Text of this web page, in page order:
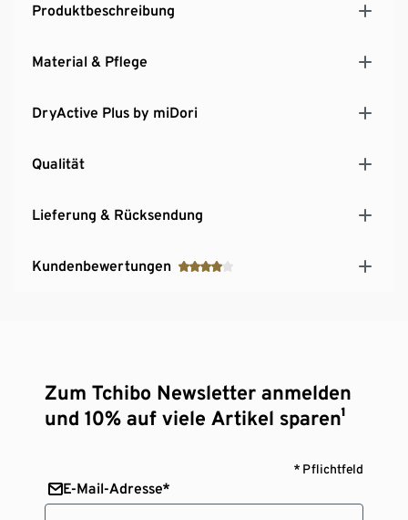
Produktbeschreibung
Material & Pflege
DryActive Plus by miDori
Qualität
Lieferung & Rücksendung
Kundenbewertungen
Zum Tchibo Newsletter anmelden
und 10% auf viele Artikel sparen¹
* Pflichtfeld
E-Mail-Adresse*